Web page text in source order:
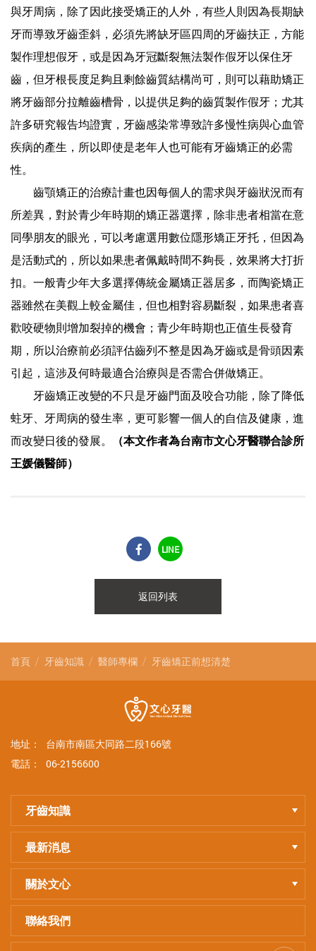
與牙周病，除了因此接受矯正的人外，有些人則因為長期缺
牙而導致牙齒歪斜，必須先將缺牙區四周的牙齒扶正，方能
製作理想假牙，或是因為牙冠斷裂無法製作假牙以保住牙
齒，但牙根長度足夠且剩餘齒質結構尚可，則可以藉助矯正
將牙齒部分拉離齒槽骨，以提供足夠的齒質製作假牙；尤其
許多研究報告均證實，牙齒感染常導致許多慢性病與心血管
疾病的產生，所以即使是老年人也可能有牙齒矯正的必需
性。
齒顎矯正的治療計畫也因每個人的需求與牙齒狀況而有
所差異，對於青少年時期的矯正器選擇，除非患者相當在意
同學朋友的眼光，可以考慮選用數位隱形矯正牙托，但因為
是活動式的，所以如果患者佩戴時間不夠長，效果將大打折
扣。一般青少年大多選擇傳統金屬矯正器居多，而陶瓷矯正
器雖然在美觀上較金屬佳，但也相對容易斷裂，如果患者喜
歡咬硬物則增加裂掉的機會；青少年時期也正值生長發育
期，所以治療前必須評估齒列不整是因為牙齒或是骨頭因素
引起，這涉及何時最適合治療與是否需合併做矯正。
牙齒矯正改變的不只是牙齒門面及咬合功能，除了降低
蛀牙、牙周病的發生率，更可影響一個人的自信及健康，進
而改變日後的發展。
（本文作者為台南市文心牙醫聯合診所
王媛儀醫師）
LINE
返回列表
首頁 牙齒知識 醫師專欄 牙齒矯正前想清楚
地址：
台南市南區大同路二段166號
電話：
06-2156600
牙齒知識
最新消息
關於文心
聯絡我們